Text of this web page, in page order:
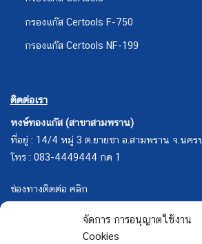
จัดการ การอนุญาตใช้งาน
Cookies
กรองแก๊ส Certools F-750
กรองแก๊ส Certools NF-199
ติดต่อเรา
หงษ์ทองแก๊ส (สาขาสามพราน)
ที่อยู่ : 14/4 หมู่ 3 ต.ยายชา อ.สามพราน จ.นคร
โทร : 083-4449444 กด 1
ช่องทางติดต่อ คลิก